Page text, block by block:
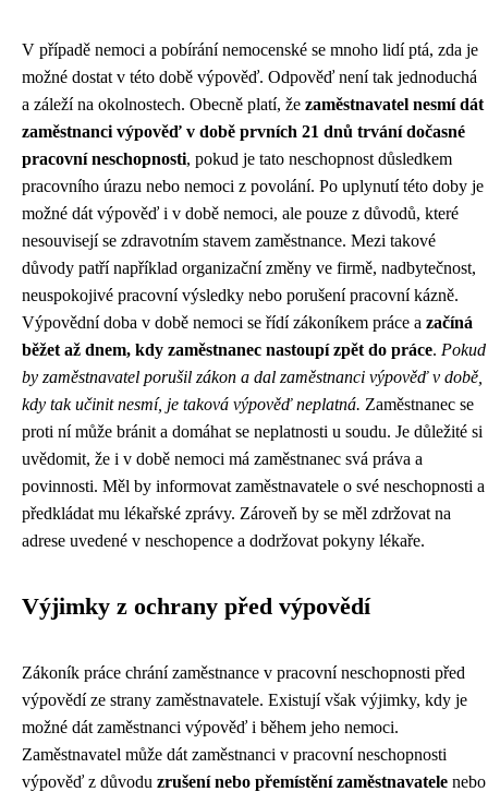
V případě nemoci a pobírání nemocenské se mnoho lidí ptá, zda je
možné dostat v této době výpověď. Odpověď není tak jednoduchá
a záleží na okolnostech. Obecně platí, že zaměstnavatel nesmí dát
zaměstnanci výpověď v době prvních 21 dnů trvání dočasné
pracovní neschopnosti, pokud je tato neschopnost důsledkem
pracovního úrazu nebo nemoci z povolání. Po uplynutí této doby je
možné dát výpověď i v době nemoci, ale pouze z důvodů, které
nesouvisejí se zdravotním stavem zaměstnance. Mezi takové
důvody patří například organizační změny ve firmě, nadbytečnost,
neuspokojivé pracovní výsledky nebo porušení pracovní kázně.
Výpovědní doba v době nemoci se řídí zákoníkem práce a začíná
běžet až dnem, kdy zaměstnanec nastoupí zpět do práce. Pokud
by zaměstnavatel porušil zákon a dal zaměstnanci výpověď v době,
kdy tak učinit nesmí, je taková výpověď neplatná. Zaměstnanec se
proti ní může bránit a domáhat se neplatnosti u soudu. Je důležité si
uvědomit, že i v době nemoci má zaměstnanec svá práva a
povinnosti. Měl by informovat zaměstnavatele o své neschopnosti a
předkládat mu lékařské zprávy. Zároveň by se měl zdržovat na
adrese uvedené v neschopence a dodržovat pokyny lékaře.
Výjimky z ochrany před výpovědí
Zákoník práce chrání zaměstnance v pracovní neschopnosti před
výpovědí ze strany zaměstnavatele. Existují však výjimky, kdy je
možné dát zaměstnanci výpověď i během jeho nemoci.
Zaměstnavatel může dát zaměstnanci v pracovní neschopnosti
výpověď z důvodu zrušení nebo přemístění zaměstnavatele nebo